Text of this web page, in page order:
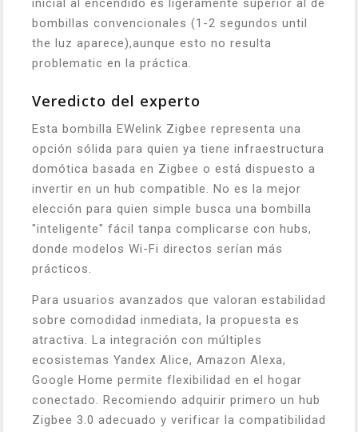
inicial al encendido es ligeramente superior al de
bombillas convencionales (1-2 segundos until
the luz aparece),aunque esto no resulta
problematic en la práctica.
Veredicto del experto
Esta bombilla EWelink Zigbee representa una
opción sólida para quien ya tiene infraestructura
domótica basada en Zigbee o está dispuesto a
invertir en un hub compatible. No es la mejor
elección para quien simple busca una bombilla
"inteligente" fácil tanpa complicarse con hubs,
donde modelos Wi-Fi directos serían más
prácticos.
Para usuarios avanzados que valoran estabilidad
sobre comodidad inmediata, la propuesta es
atractiva. La integración con múltiples
ecosistemas Yandex Alice, Amazon Alexa,
Google Home permite flexibilidad en el hogar
conectado. Recomiendo adquirir primero un hub
Zigbee 3.0 adecuado y verificar la compatibilidad